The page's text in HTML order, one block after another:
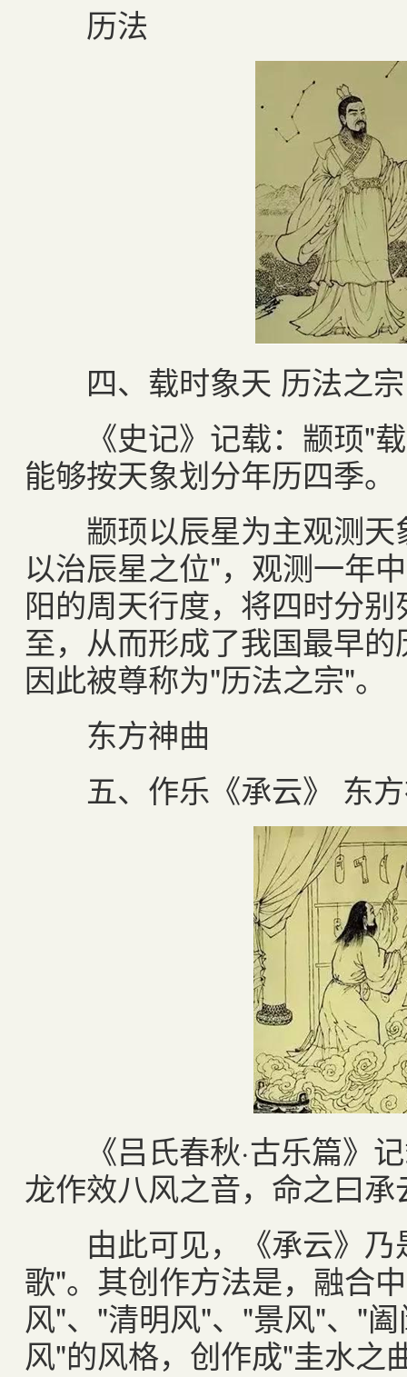
历法
四、载时象天 历法之宗
《史记》记载：颛顼"载
能够按天象划分年历四季。
颛顼以辰星为主观测天
以治辰星之位"，观测一年
阳的周天行度，将四时分
至，从而形成了我国最早
因此被尊称为"历法之宗"。
东方神曲
五、作乐《承云》 东
《吕氏春秋·古乐篇》记
龙作效八风之音，命之曰
由此可见，《承云》乃
歌"。其创作方法是，融合
风"、"清明风"、"景风"、"
风"的风格，创作成"圭水之